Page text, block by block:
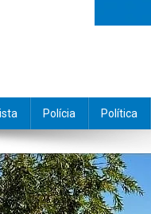
Polícia Política